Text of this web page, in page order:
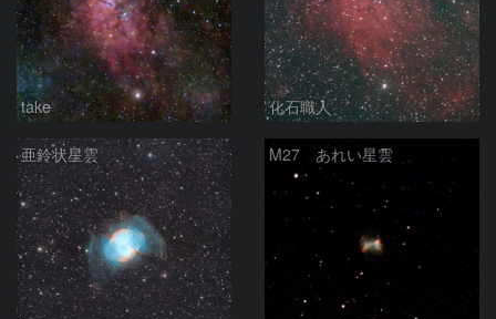
take 化石職人
亜鈴状星雲 M27 あれい星雲